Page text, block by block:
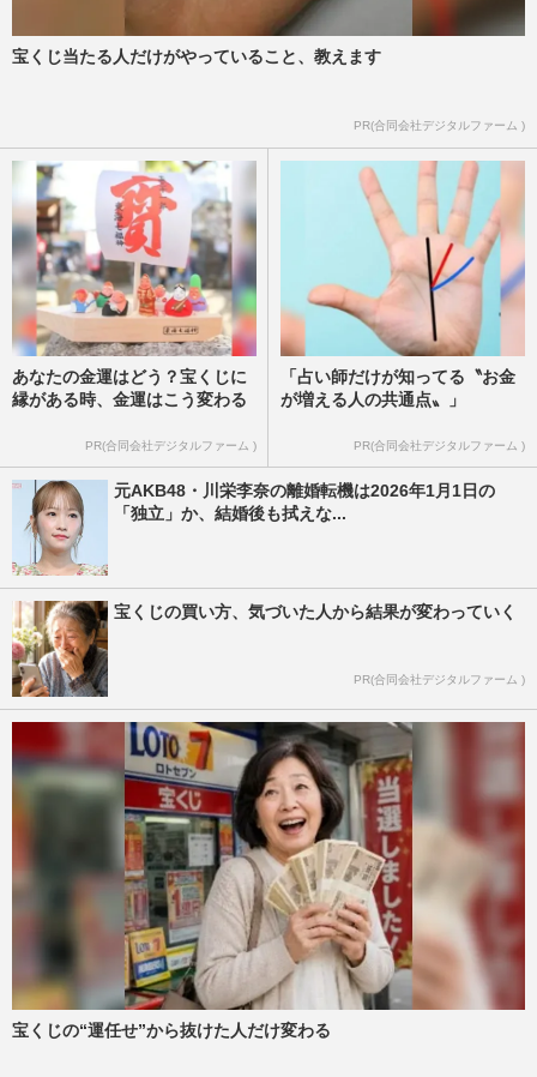
宝くじ当たる人だけがやっていること、教えます
PR(合同会社デジタルファーム )
あなたの金運はどう？宝くじに
縁がある時、金運はこう変わる
PR(合同会社デジタルファーム )
「占い師だけが知ってる〝お金
が増える人の共通点〟」
PR(合同会社デジタルファーム )
元AKB48・川栄李奈の離婚転機は2026年1月1日の
「独立」か、結婚後も拭えな...
宝くじの買い方、気づいた人から結果が変わっていく
PR(合同会社デジタルファーム )
宝くじの“運任せ”から抜けた人だけ変わる